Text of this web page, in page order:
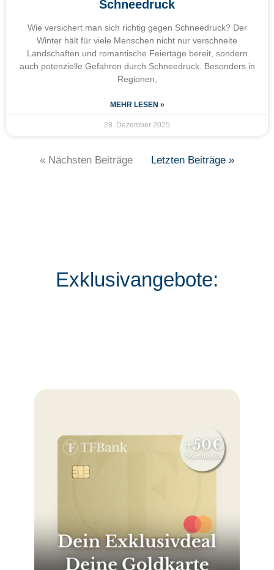
Schneedruck
Wie versichert man sich richtig gegen Schneedruck? Der
Winter hält für viele Menschen nicht nur verschneite
Landschaften und romantische Feiertage bereit, sondern
auch potenzielle Gefahren durch Schneedruck. Besonders in
Regionen,
MEHR LESEN »
28. Dezember 2025
« Nächsten Beiträge Letzten Beiträge »
Exklusivangebote: